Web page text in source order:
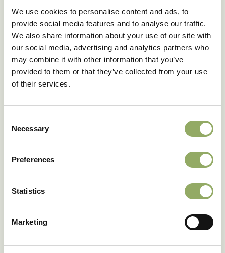
We use cookies to personalise content and ads, to
provide social media features and to analyse our traffic.
We also share information about your use of our site with
our social media, advertising and analytics partners who
may combine it with other information that you’ve
provided to them or that they’ve collected from your use
of their services.
Selection
Necessary
Preferences
Statistics
Marketing